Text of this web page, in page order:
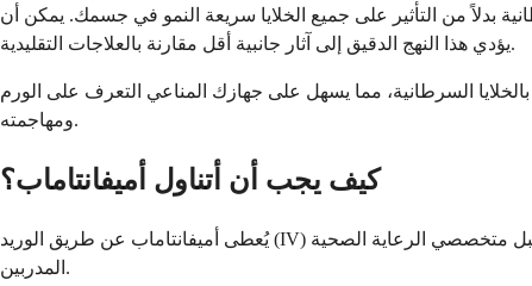
بدلاً من التأثير على جميع الخلايا سريعة النمو في جسمك. يمكن أن
يؤدي هذا النهج الدقيق إلى آثار جانبية أقل مقارنة بالعلاجات التقليدية.
السرطانية، مما يسهل على جهازك المناعي التعرف على الورم
ومهاجمته.
كيف يجب أن أتناول أميفانتاماب؟
يُعطى أميفانتاماب عن طريق الوريد (IV) مباشرة في مجرى الدم في مركز علاج السرطان أو المستشفى. لا يمكنك تناول هذا الدواء في المنزل، لأنه يتطلب مراقبة دقيقة من قبل متخصصي الرعاية الصحية
المدربين.